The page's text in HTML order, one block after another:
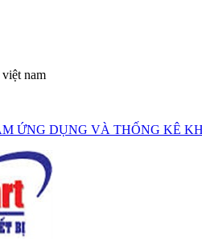
nam
ỨNG DỤNG VÀ THỐNG KÊ